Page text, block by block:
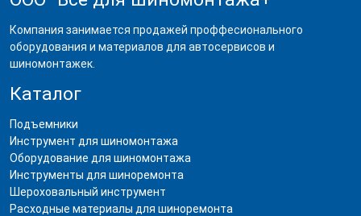
Компания занимается продажей проффесионального
оборудования и материалов для автосервисов и
шиномонтажек.
Каталог
Подъемники
Инструмент для шиномонтажа
Оборудование для шиномонтажа
Инструменты для шиноремонта
Шероховальный инструмент
Расходные материалы для шиноремонта